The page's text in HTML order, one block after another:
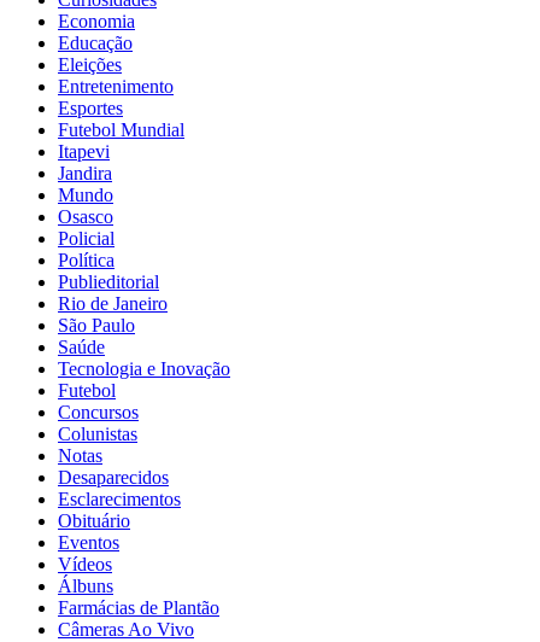
Economia
Educação
Eleições
Entretenimento
Esportes
Futebol Mundial
Itapevi
Jandira
Mundo
Osasco
Policial
Política
Publieditorial
Rio de Janeiro
São Paulo
Saúde
Tecnologia e Inovação
Futebol
Concursos
Colunistas
Notas
Desaparecidos
Esclarecimentos
Obituário
Eventos
Vídeos
Álbuns
Farmácias de Plantão
Câmeras Ao Vivo